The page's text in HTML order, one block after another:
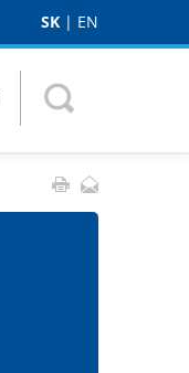
SK | EN